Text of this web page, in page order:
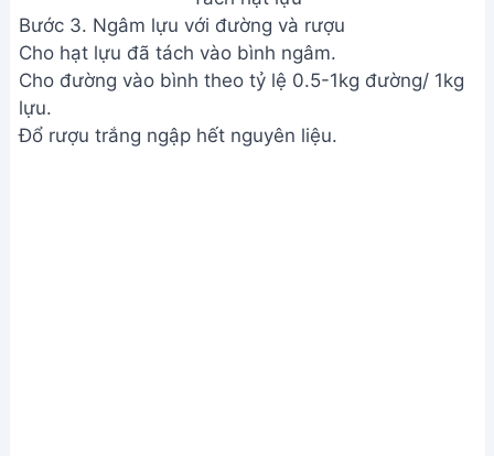
Bước 3. Ngâm lựu với đường và rượu
Cho hạt lựu đã tách vào bình ngâm.
Cho đường vào bình theo tỷ lệ 0.5-1kg đường/ 1kg
lựu.
Đổ rượu trắng ngập hết nguyên liệu.